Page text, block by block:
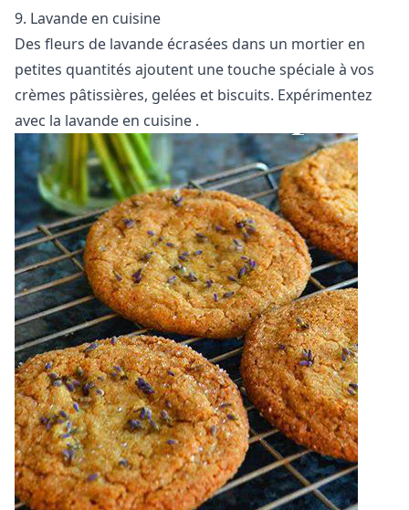
9. Lavande en cuisine
Des fleurs de lavande écrasées dans un mortier en
petites quantités ajoutent une touche spéciale à vos
crèmes pâtissières, gelées et biscuits. Expérimentez
avec la lavande en cuisine .